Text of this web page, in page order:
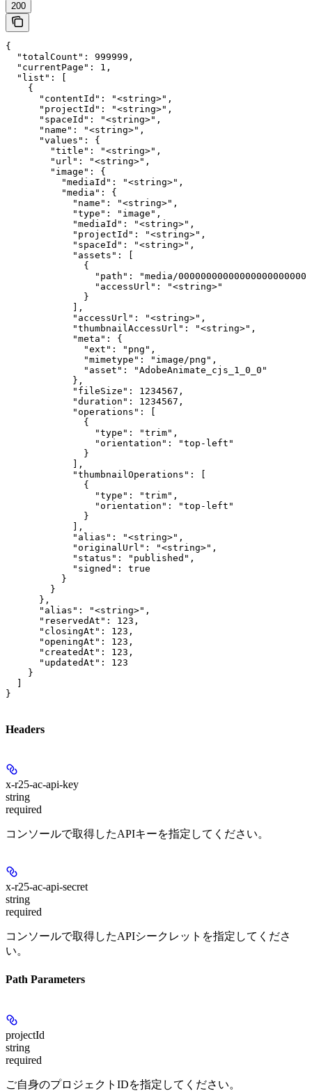
200
{
  "totalCount": 999999,
  "currentPage": 1,
  "list": [
    {
      "contentId": "<string>",
      "projectId": "<string>",
      "spaceId": "<string>",
      "name": "<string>",
      "values": {
        "title": "<string>",
        "url": "<string>",
        "image": {
          "mediaId": "<string>",
          "media": {
            "name": "<string>",
            "type": "image",
            "mediaId": "<string>",
            "projectId": "<string>",
            "spaceId": "<string>",
            "assets": [
              {
"path": "media/
                "accessUrl": "<string>"
              }
            ],
            "accessUrl": "<string>",
            "thumbnailAccessUrl": "<string>",
            "meta": {
              "ext": "png",
              "mimetype": "image/png",
              "asset": "AdobeAnimate_cjs_1_0_0"
            },
            "fileSize": 1234567,
            "duration": 1234567,
            "operations": [
              {
                "type": "trim",
                "orientation": "top-left"
              }
            ],
            "thumbnailOperations": [
              {
                "type": "trim",
                "orientation": "top-left"
              }
            ],
            "alias": "<string>",
            "originalUrl": "<string>",
            "status": "published",
            "signed": true
          }
        }
      },
      "alias": "<string>",
      "reservedAt": 123,
      "closingAt": 123,
      "openingAt": 123,
      "createdAt": 123,
      "updatedAt": 123
    }
}
Headers
x-r25-ac-api-key
string
required
コンソールで取得したAPIキーを指定してください。
x-r25-ac-api-secret
string
required
コンソールで取得したAPIシークレットを指定してくださ
い。
Path Parameters
projectId
string
required
ご自身のプロジェクトIDを指定してください。